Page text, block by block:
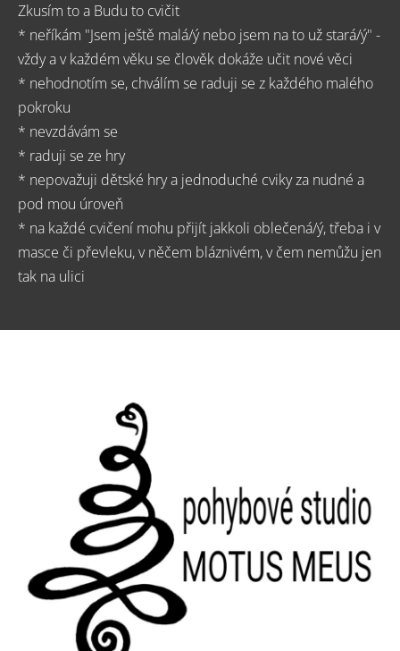
Zkusím to a Budu to cvičit
* neříkám "Jsem ještě malá/ý nebo jsem na to už stará/ý" -
vždy a v každém věku se člověk dokáže učit nové věci
* nehodnotím se, chválím se raduji se z každého malého
pokroku
* nevzdávám se
* raduji se ze hry
* nepovažuji dětské hry a jednoduché cviky za nudné a
pod mou úroveň
* na každé cvičení mohu přijít jakkoli oblečená/ý, třeba i v
masce či převleku, v něčem bláznivém, v čem nemůžu jen
tak na ulici